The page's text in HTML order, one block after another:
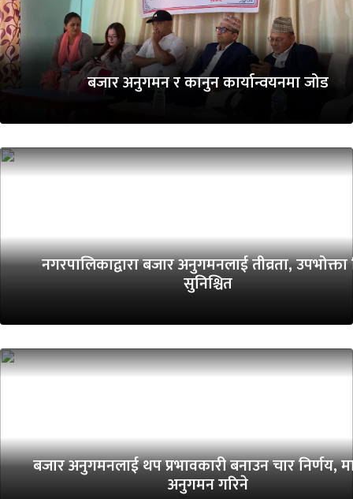
बजार अनुगमन र कानुन कार्यान्वयनमा जोड
नगरपालिकाद्वारा बजार अनुगमनलाई तीव्रता,
सुनिश्चित
बजार अनुगमनलाई थप प्रभावकारी बनाउन चार निर्णय,
अनुगमन गरिने